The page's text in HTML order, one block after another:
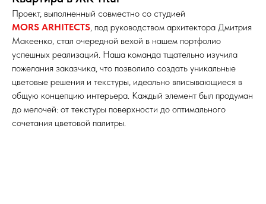
Проект, выполненный совместно со студией
MORS ARHITECTS, под руководством архитектора Дмитрия
Макеенко, стал очередной вехой в нашем портфолио
успешных реализаций. Наша команда тщательно изучила
пожелания заказчика, что позволило создать уникальные
цветовые решения и текстуры, идеально вписывающиеся в
общую концепцию интерьера. Каждый элемент был продуман
до мелочей: от текстуры поверхности до оптимального
сочетания цветовой палитры.